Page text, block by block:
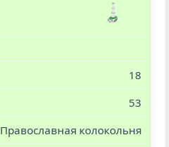
18
53
Православная колокольня